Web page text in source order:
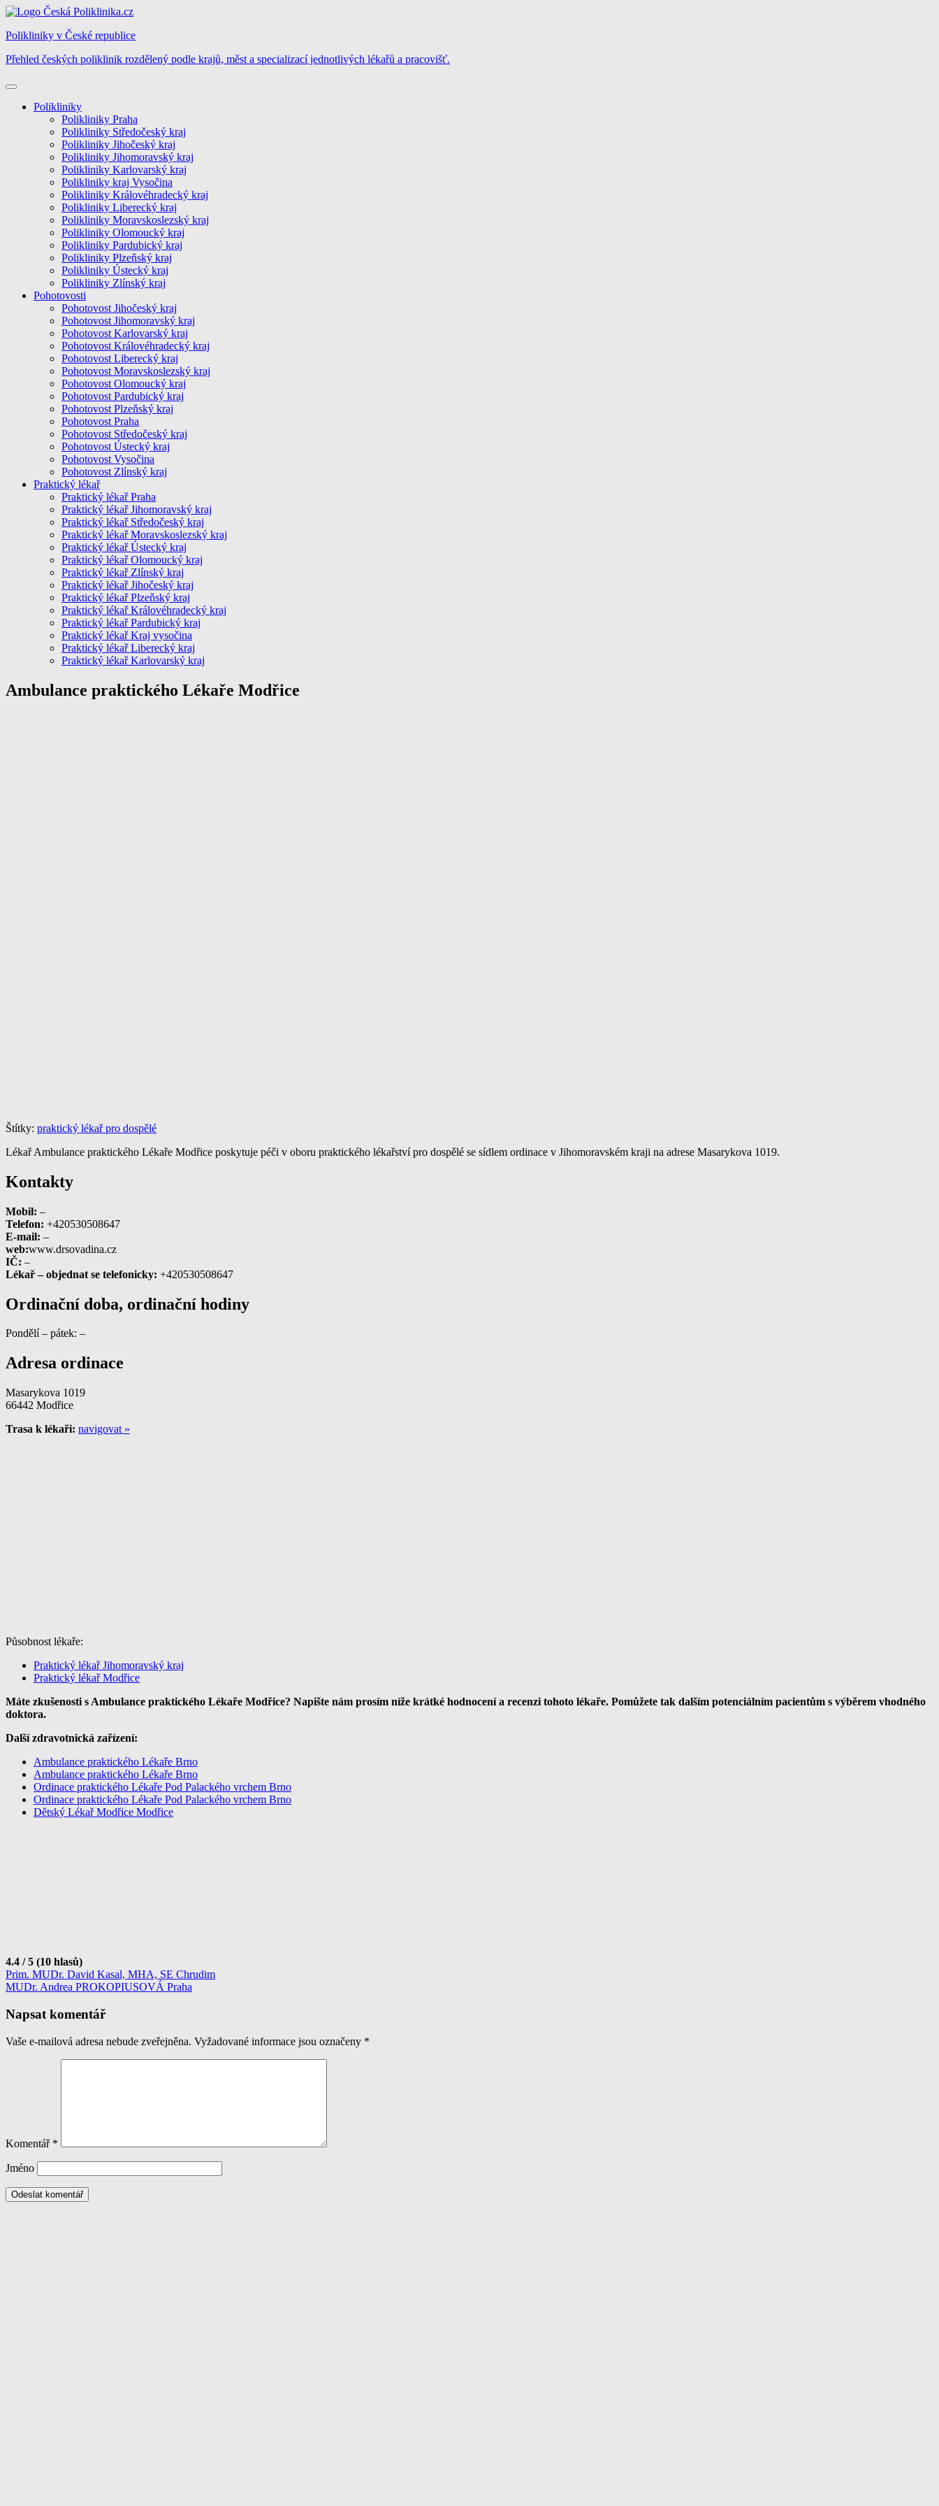
Skip
content
Polikliniky v České republice
Přehled českých poliklinik rozdělený podle krajů, měst a specializací jednotlivých lékařů a pracovišť.
Polikliniky
Polikliniky Praha
Polikliniky Středočeský kraj
Polikliniky Jihočeský kraj
Polikliniky Jihomoravský kraj
Polikliniky Karlovarský kraj
Polikliniky kraj Vysočina
Polikliniky Královéhradecký kraj
Polikliniky Liberecký kraj
Polikliniky Moravskoslezský kraj
Polikliniky Olomoucký kraj
Polikliniky Pardubický kraj
Polikliniky Plzeňský kraj
Polikliniky Ústecký kraj
Polikliniky Zlínský kraj
Pohotovosti
Pohotovost Jihočeský kraj
Pohotovost Jihomoravský kraj
Pohotovost Karlovarský kraj
Pohotovost Královéhradecký kraj
Pohotovost Liberecký kraj
Pohotovost Moravskoslezský kraj
Pohotovost Olomoucký kraj
Pohotovost Pardubický kraj
Pohotovost Plzeňský kraj
Pohotovost Praha
Pohotovost Středočeský kraj
Pohotovost Ústecký kraj
Pohotovost Vysočina
Pohotovost Zlínský kraj
Praktický lékař
Praktický lékař Praha
Praktický lékař Jihomoravský kraj
Praktický lékař Středočeský kraj
Praktický lékař Moravskoslezský kraj
Praktický lékař Ústecký kraj
Praktický lékař Olomoucký kraj
Praktický lékař Zlínský kraj
Praktický lékař Jihočeský kraj
Praktický lékař Plzeňský kraj
Praktický lékař Královéhradecký kraj
Praktický lékař Pardubický kraj
Praktický lékař Kraj vysočina
Praktický lékař Liberecký kraj
Praktický lékař Karlovarský kraj
Ambulance praktického Lékaře Modřice
Štítky: praktický lékař pro dospělé
Lékař Ambulance praktického Lékaře Modřice poskytuje péči v oboru praktického lékařství pro dospělé se sídlem ordinace v Jihomoravském kraji na adrese Masarykova 1019.
Kontakty
Mobil: –
Telefon: +420530508647
E-mail: –
web:www.drsovadina.cz
IČ: –
Lékař – objednat se telefonicky: +420530508647
Ordinační doba, ordinační hodiny
Pondělí – pátek: –
Adresa ordinace
Masarykova 1019
66442 Modřice
Trasa k lékaři: navigovat »
Působnost lékaře:
Praktický lékař Jihomoravský kraj
Praktický lékař Modřice
Máte zkušenosti s Ambulance praktického Lékaře Modřice? Napište nám prosím níže krátké hodnocení a recenzi tohoto lékaře. Pomůžete tak dalším potenciálním pacientům s výběrem vhodného
doktora.
Další zdravotnická zařízení:
Ambulance praktického Lékaře Brno
Ambulance praktického Lékaře Brno
Ordinace praktického Lékaře Pod Palackého vrchem Brno
Ordinace praktického Lékaře Pod Palackého vrchem Brno
Dětský Lékař Modřice Modřice
4.4 / 5 (10 hlasů)
Navigace
pro
příspěvek
Prim. MUDr. David Kasal, MHA, SE Chrudim
MUDr. Andrea PROKOPIUSOVÁ Praha
Napsat komentář
Vaše e-mailová adresa nebude zveřejněna. Vyžadované informace jsou označeny *
Komentář *
Jméno